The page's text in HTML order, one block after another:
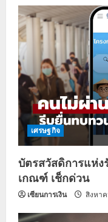
เศรษฐกิจ
บัตรสวัสดิการแห่ง
เกณฑ์ เช็กด่วน
เซียนการเงิน สิงหา